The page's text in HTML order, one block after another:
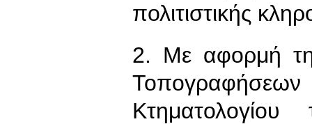
πολιτιστικής
2. Με αφορμή